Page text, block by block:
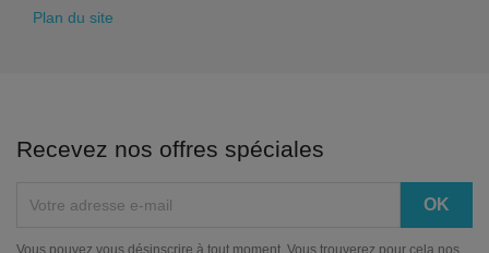
Plan du site
Recevez nos offres spéciales
Vous pouvez vous désinscrire à tout moment. Vous trouverez pour cela nos